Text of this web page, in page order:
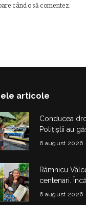
când o să comentez.
articole
Conducea
Polițiștii au
obiecte și
6 august 2026
Râmnicu
centenari.
împlinit 100
6 august 2026